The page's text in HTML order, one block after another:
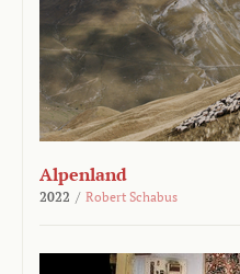
Alpenland
2022 / Robert Schabus